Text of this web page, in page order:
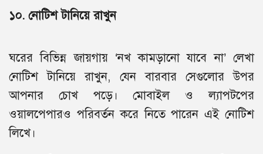
১০. নোটিশ টানিয়ে রাখুন
ঘরের বিভিন্ন জায়গায় ‘নখ কামড়ানো যাবে না’ লেখা
নোটিশ টানিয়ে রাখুন, যেন বারবার সেগুলোর উপর
আপনার চোখ পড়ে। মোবাইল ও ল্যাপটপের
ওয়ালপেপারও পরিবর্তন করে নিতে পারেন এই নোটিশ
লিখে।